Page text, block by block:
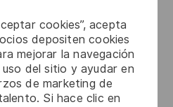
cookies”, acepta
depositen cookies
mejorar la navegación
del sitio y ayudar en
de marketing de
Si hace clic en
nous !
d'accéder à des
secret de la défense
fera l'objet d'une
conformément aux